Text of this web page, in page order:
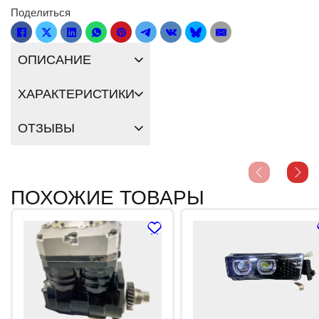
Поделиться
ОПИСАНИЕ
ХАРАКТЕРИСТИКИ
ОТЗЫВЫ
ПОХОЖИЕ ТОВАРЫ